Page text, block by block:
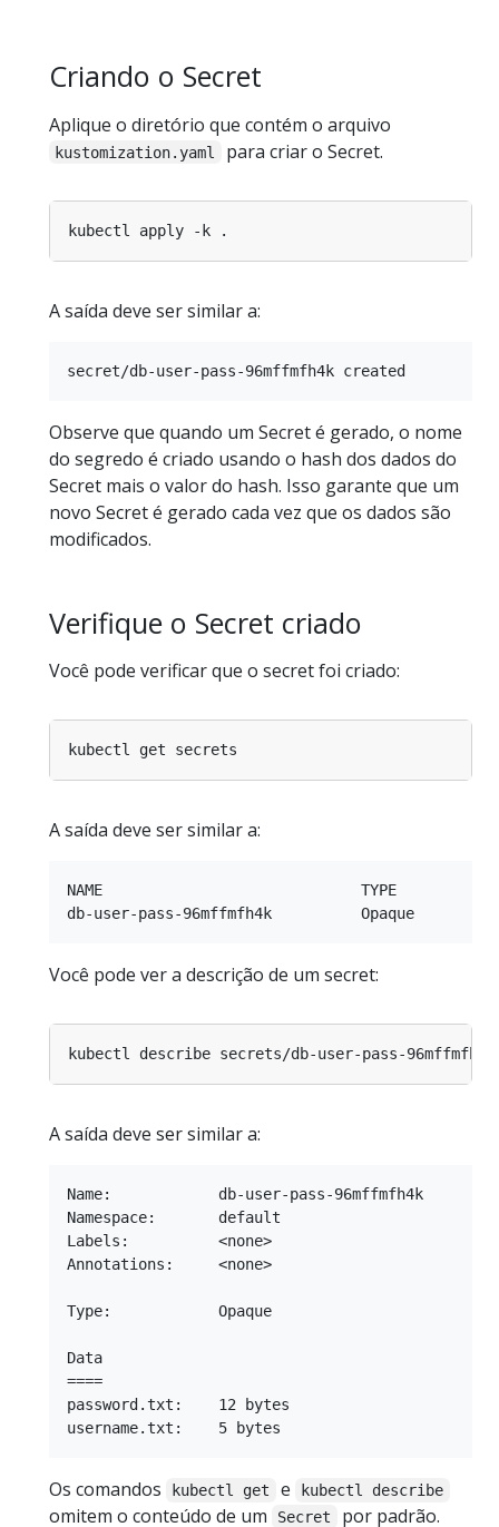
Criando o Secret
Aplique o diretório que contém o arquivo
kustomization.yaml para criar o Secret.
A saída deve ser similar a:
Observe que quando um Secret é gerado, o nome
do segredo é criado usando o hash dos dados do
Secret mais o valor do hash. Isso garante que um
novo Secret é gerado cada vez que os dados são
modificados.
Verifique o Secret criado
Você pode verificar que o secret foi criado:
A saída deve ser similar a:
NAME                             TYPE
Você pode ver a descrição de um secret:
A saída deve ser similar a:
Name:            db-user-pass-96mffmfh4k
Namespace:       default
Labels:          <none>
Annotations:     <none>
Type:            Opaque
Data
====
password.txt:    12 bytes
Os comandos kubectl get e kubectl describe
omitem o conteúdo de um Secret
por padrão.